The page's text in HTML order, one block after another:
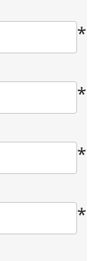
*
*
*
*